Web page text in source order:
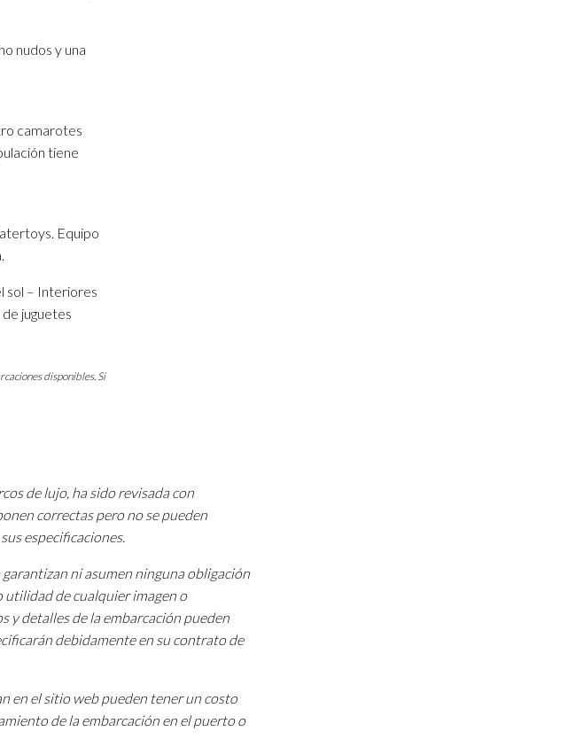
nudos y una
camarotes
tiene
Equipo
sol – Interiores
juguetes
disponibles. Si
de lujo, ha sido revisada con
correctas pero no se pueden
especificaciones.
garantizan ni asumen ninguna obligación
de cualquier imagen o
y detalles de la embarcación pueden
debidamente en su contrato de
en el sitio web pueden tener un costo
de la embarcación en el puerto o